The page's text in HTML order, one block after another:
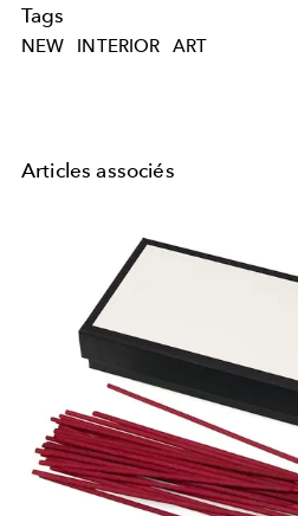
Tags
NEW INTERIOR ART
Articles associés